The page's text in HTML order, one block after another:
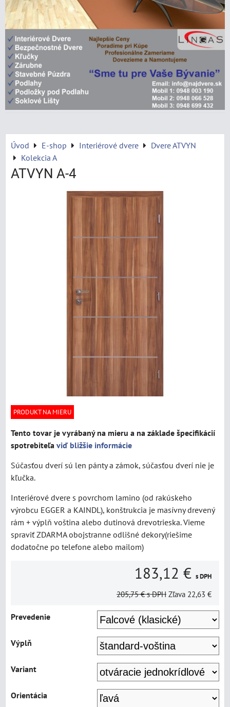
Úvod E-shop Interiérové dvere
Dvere ATVYN
Kolekcia A
ATVYN A-4
PRODUKT NA MIERU
Tento tovar je vyrábaný na mieru a na základe špecifikácií
spotrebiteľa viď bližšie informácie
Súčasťou dverí sú len pánty a zámok, súčasťou dverí nie je
kľučka.
Interiérové dvere s povrchom lamino (od rakúskeho
výrobcu EGGER a KAINDL), konštrukcia je masívny drevený
rám + výplň voština alebo dutinová drevotrieska. Vieme
spraviť ZDARMA obojstranne odlišné dekory(riešime
dodatočne po telefone alebo mailom)
183,12 € s DPH
205,75 € s DPH Zľava 22,63 €
Prevedenie
Výplň
Variant
Orientácia